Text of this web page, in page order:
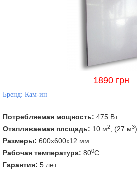
1890 грн
Бренд: Кам-ин
Потребляемая мощность: 475 Вт
Отапливаемая площадь: 10 м2 , (27 м3)
Размеры: 600х600х12 мм
Рабочая температура: 800C
Гарантия: 5 лет